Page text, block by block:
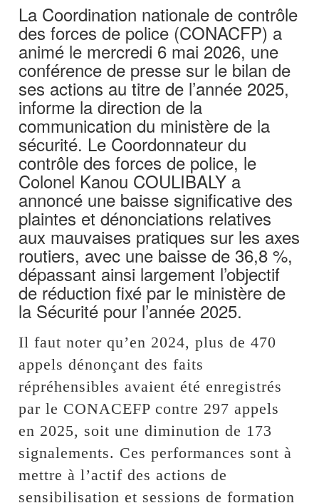
La Coordination nationale de contrôle
des forces de police (CONACFP) a
animé le mercredi 6 mai 2026, une
conférence de presse sur le bilan de
ses actions au titre de l’année 2025,
informe la direction de la
communication du ministère de la
sécurité. Le Coordonnateur du
contrôle des forces de police, le
Colonel Kanou COULIBALY a
annoncé une baisse significative des
plaintes et dénonciations relatives
aux mauvaises pratiques sur les axes
routiers, avec une baisse de 36,8 %,
dépassant ainsi largement l’objectif
de réduction fixé par le ministère de
la Sécurité pour l’année 2025.
Il faut noter qu’en 2024, plus de 470
appels dénonçant des faits
répréhensibles avaient été enregistrés
par le CONACEFP contre 297 appels
en 2025, soit une diminution de 173
signalements. Ces performances sont à
mettre à l’actif des actions de
sensibilisation et sessions de formation